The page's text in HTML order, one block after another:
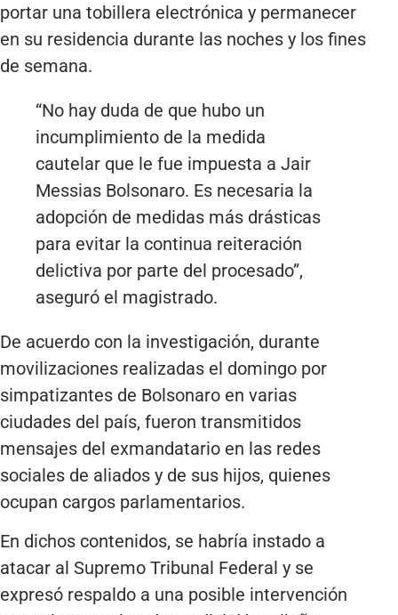
portar una tobillera electrónica y permanecer
en su residencia durante las noches y los fines
de semana.
“No hay duda de que hubo un
incumplimiento de la medida
cautelar que le fue impuesta a Jair
Messias Bolsonaro. Es necesaria la
adopción de medidas más drásticas
para evitar la continua reiteración
delictiva por parte del procesado”,
aseguró el magistrado.
De acuerdo con la investigación, durante
movilizaciones realizadas el domingo por
simpatizantes de Bolsonaro en varias
ciudades del país, fueron transmitidos
mensajes del exmandatario en las redes
sociales de aliados y de sus hijos, quienes
ocupan cargos parlamentarios.
En dichos contenidos, se habría instado a
atacar al Supremo Tribunal Federal y se
expresó respaldo a una posible intervención